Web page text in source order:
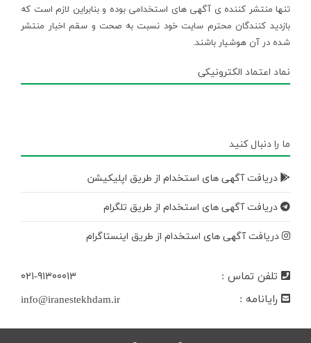
تنها منتشر کننده ی آگهی های استخدامی بوده و بنابراین لازم است که
بازدید کنندگان محترم سایت خود نسبت به صحت و سقم اخبار منتشر
شده در آن هوشیار باشند.
نماد اعتماد الکترونیکی
ما را دنبال کنید
دریافت آگهی های استخدام از طریق اپلیکیشن
دریافت آگهی های استخدام از طریق تلگرام
دریافت آگهی های استخدام از طریق اینستاگرام
تلفن تماس :
۰۲۱-۹۱۳۰۰۰۱۳
رایانامه :
info@iranestekhdam.ir